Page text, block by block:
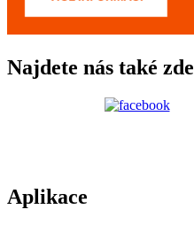
Najdete nás také zde
Aplikace